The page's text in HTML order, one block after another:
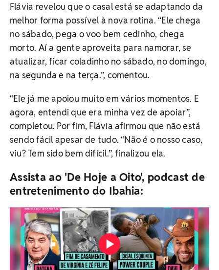
Flávia revelou que o casal está se adaptando da
melhor forma possível à nova rotina. “Ele chega
no sábado, pega o voo bem cedinho, chega
morto. Aí a gente aproveita para namorar, se
atualizar, ficar coladinho no sábado, no domingo,
na segunda e na terça.”, comentou.
“Ele já me apoiou muito em vários momentos. E
agora, entendi que era minha vez de apoiar”,
completou. Por fim, Flávia afirmou que não está
sendo fácil apesar de tudo. “Não é o nosso caso,
viu? Tem sido bem difícil.”, finalizou ela.
Assista ao 'De Hoje a Oito', podcast de
entretenimento do Ibahia: